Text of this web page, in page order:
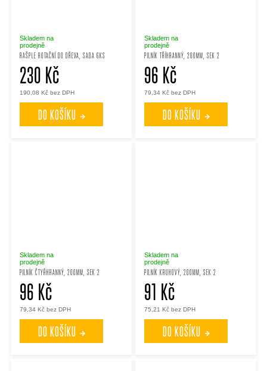
RAŠPLE ROTAČNÍ DO DŘEVA, SADA 6KS
Skladem na
prodejně
190,08 Kč bez DPH
230 Kč
DO KOŠÍKU
PILNÍK TŘÍHRANNÝ, 200MM, SEK 2
Skladem na
prodejně
79,34 Kč bez DPH
96 Kč
DO KOŠÍKU
PILNÍK ČTYŘHRANNÝ, 200MM, SEK 2
Skladem na
prodejně
79,34 Kč bez DPH
96 Kč
DO KOŠÍKU
PILNÍK KRUHOVÝ, 200MM, SEK 2
Skladem na
prodejně
75,21 Kč bez DPH
91 Kč
DO KOŠÍKU